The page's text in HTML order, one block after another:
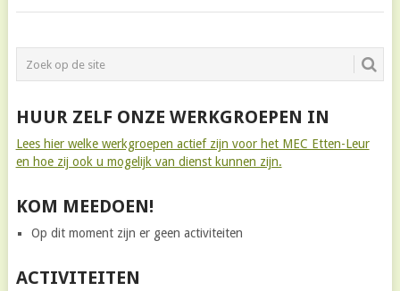
BERICHTNAVIGATIE
HUUR ZELF ONZE WERKGROEPEN IN
Lees hier welke werkgroepen actief zijn voor het MEC Etten-Leur
en hoe zij ook u mogelijk van dienst kunnen zijn.
KOM MEEDOEN!
Op dit moment zijn er geen activiteiten
ACTIVITEITEN